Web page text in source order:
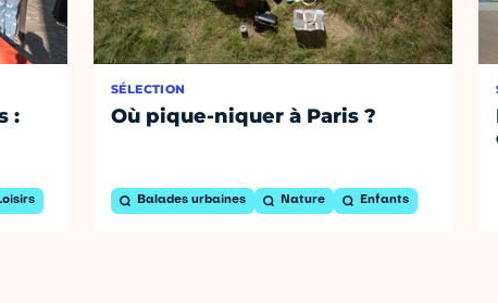
:
SÉLECTION
Où pique-niquer à Paris ?
Balades urbaines Nature Enfants